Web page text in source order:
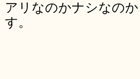
アリなのかナシなの
す。